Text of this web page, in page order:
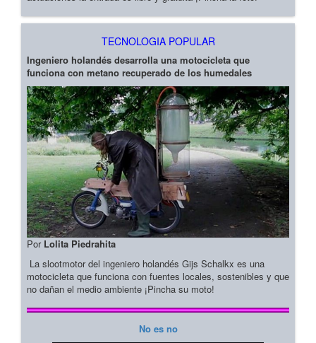
TECNOLOGIA POPULAR
Ingeniero holandés desarrolla una motocicleta que
funciona con metano recuperado de los humedales
Por Lolita Piedrahita
La slootmotor del ingeniero holandés Gijs Schalkx es una
motocicleta que funciona con fuentes locales, sostenibles y que
no dañan el medio ambiente ¡Pincha su moto!
No es no